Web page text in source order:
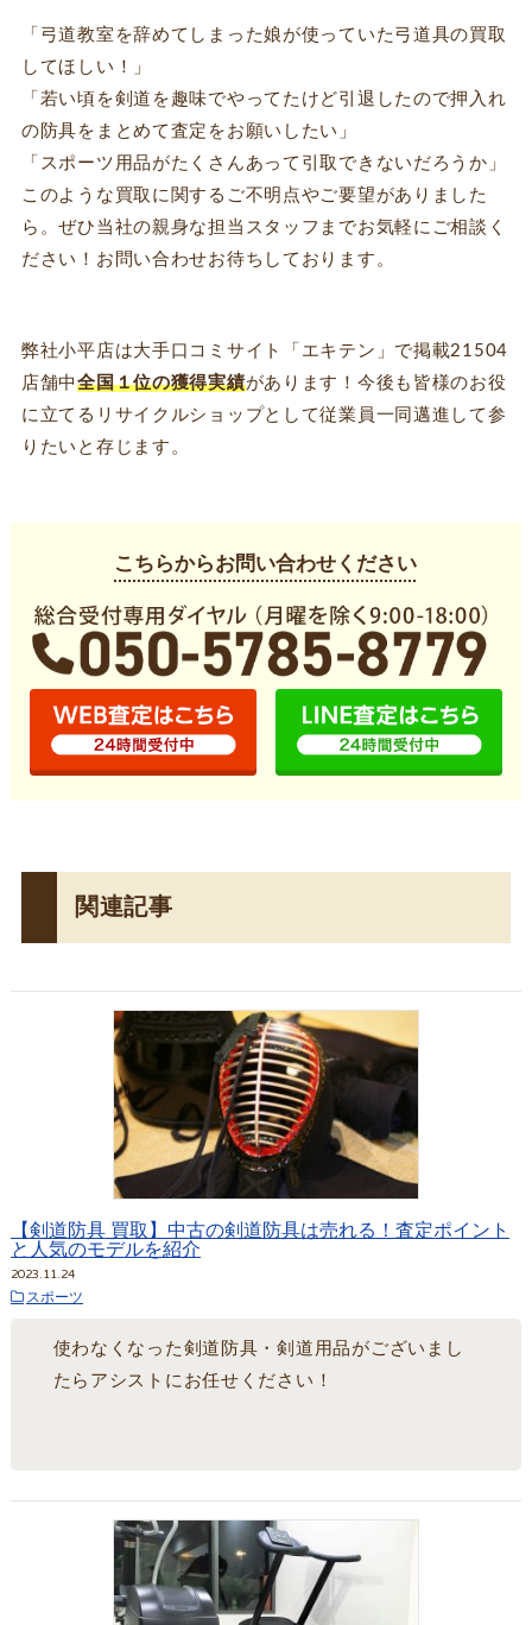
「弓道教室を辞めてしまった娘が使っていた弓道具の買取
してほしい！」
「若い頃を剣道を趣味でやってたけど引退したので押入れ
の防具をまとめて査定をお願いしたい」
「スポーツ用品がたくさんあって引取できないだろうか」
このような買取に関するご不明点やご要望がありました
ら。ぜひ当社の親身な担当スタッフまでお気軽にご相談く
ださい！お問い合わせお待ちしております。
弊社小平店は大手口コミサイト「エキテン」で掲載21504
店舗中全国１位の獲得実績があります！今後も皆様のお役
に立てるリサイクルショップとして従業員一同邁進して参
りたいと存じます。
こちらからお問い合わせください
関連記事
【剣道防具 買取】中古の剣道防具は売れる！査定ポイント
と人気のモデルを紹介
2023.11.24
スポーツ
使わなくなった剣道防具・剣道用品がございまし
たらアシストにお任せください！